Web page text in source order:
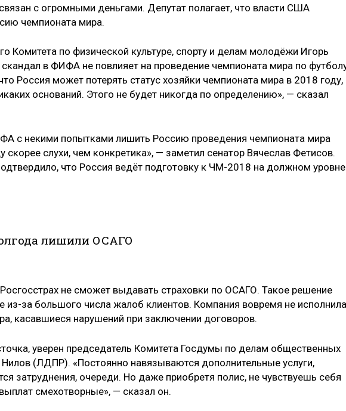
с огромными деньгами. Депутат полагает, что власти США
чемпионата мира.
Комитета по физической культуре, спорту и делам молодёжи Игорь
скандал в ФИФА не повлияет на проведение чемпионата мира по
Россия может потерять статус хозяйки чемпионата мира в 2018 году,
оснований. Этого не будет никогда по определению», — сказал
с некими попытками лишить Россию проведения чемпионата мира
скорее слухи, чем конкретика», — заметил сенатор Вячеслав Фетисов.
что Россия ведёт подготовку к ЧМ-2018 на должном
лишили ОСАГО
не сможет выдавать страховки по ОСАГО. Такое решение
из-за большого числа жалоб клиентов. Компания вовремя не исполнила
касавшиеся нарушений при заключении договоров.
уверен председатель Комитета Госдумы по делам общественных
(ЛДПР). «Постоянно навязываются дополнительные услуги,
затруднения, очереди. Но даже приобретя полис, не чувствуешь себя
смехотворные», — сказал он.